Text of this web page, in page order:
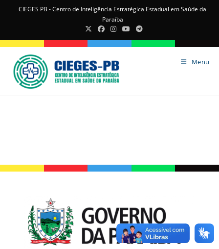
CIEGES PB - Centro de Inteligência Estratégica Estadual em Saúde da
Paraíba
Menu